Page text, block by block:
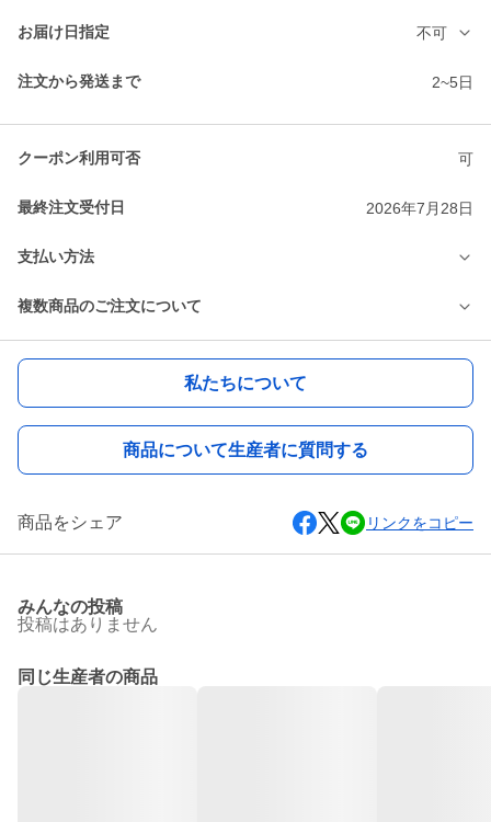
お届け日指定 不可
注文から発送まで 2~5日
クーポン利用可否 可
最終注文受付日 2026年7月28日
支払い方法
複数商品のご注文について
私たちについて
商品について生産者に質問する
商品をシェア リンクをコピー
みんなの投稿
投稿はありません
同じ生産者の商品